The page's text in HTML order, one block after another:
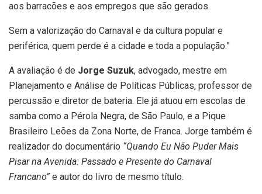
aos barracões e aos empregos que são gerados.
Sem a valorização do Carnaval e da cultura popular e
periférica, quem perde é a cidade e toda a população.”
A avaliação é de Jorge Suzuk, advogado, mestre em
Planejamento e Análise de Políticas Públicas, professor de
percussão e diretor de bateria. Ele já atuou em escolas de
samba como a Pérola Negra, de São Paulo, e a Pique
Brasileiro Leões da Zona Norte, de Franca. Jorge também é
realizador do documentário “Quando Eu Não Puder Mais
Pisar na Avenida: Passado e Presente do Carnaval
Francano” e autor do livro de mesmo título.